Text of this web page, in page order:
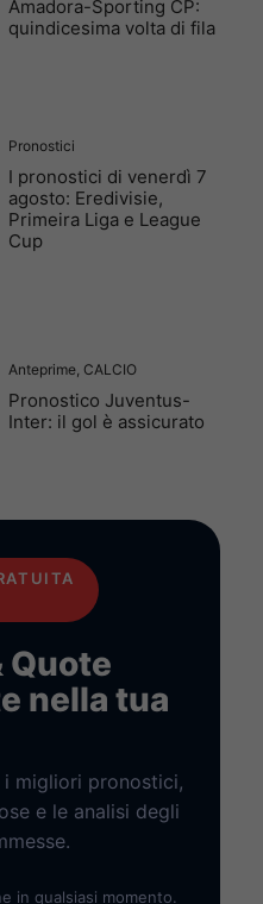
Amadora-Sporting CP:
quindicesima volta di fila
Pronostici
I pronostici di venerdì 7
agosto: Eredivisie,
Primeira Liga e League
Cup
Anteprime, CALCIO
Pronostico Juventus-
Inter: il gol è assicurato
Quote
nella tua
migliori pronostici,
e le analisi degli
in qualsiasi momento.